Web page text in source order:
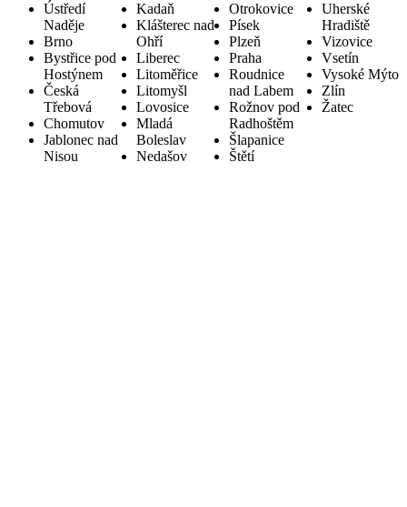
Ústředí
Naděje
Brno
Bystřice pod
Hostýnem
Česká
Třebová
Chomutov
Jablonec nad
Nisou
Kadaň
Klášterec nad
Ohří
Liberec
Litoměřice
Litomyšl
Lovosice
Mladá
Boleslav
Nedašov
Otrokovice
Písek
Plzeň
Praha
Roudnice
nad Labem
Rožnov pod
Radhoštěm
Šlapanice
Štětí
Uherské
Hradiště
Vizovice
Vsetín
Vysoké Mýto
Zlín
Žatec